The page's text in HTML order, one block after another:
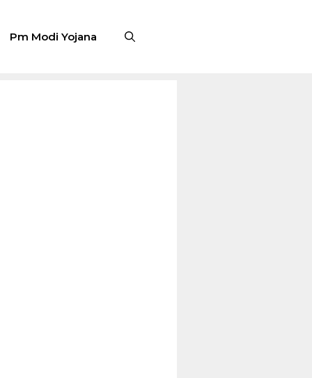
Pm Modi Yojana